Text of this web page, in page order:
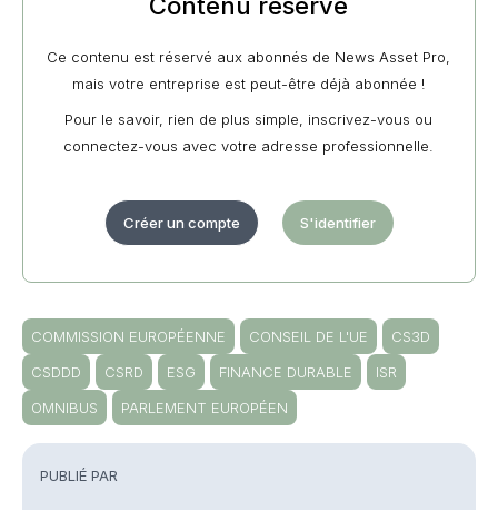
PUBLIÉ PAR
Ce contenu est réservé aux abonnés de News Asset Pro,
mais votre entreprise est peut-être déjà abonnée !
Pour le savoir, rien de plus simple, inscrivez-vous ou
connectez-vous avec votre adresse professionnelle.
Créer un compte S'identifier
COMMISSION EUROPÉENNE CONSEIL DE L'UE
CS3D
CSDDD
CSRD ESG FINANCE DURABLE
ISR
OMNIBUS
PARLEMENT EUROPÉEN